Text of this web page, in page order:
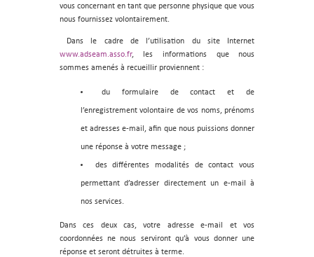
vous concernant en tant que personne physique que vous
nous fournissez volontairement.
Dans le cadre de l’utilisation du site Internet
www.adseam.asso.fr, les informations que nous
sommes amenés à recueillir proviennent :
du formulaire de contact et de
l’enregistrement volontaire de vos noms, prénoms
et adresses e-mail, afin que nous puissions donner
une réponse à votre message ;
des différentes modalités de contact vous
permettant d’adresser directement un e-mail à
nos services.
Dans ces deux cas, votre adresse e-mail et vos
coordonnées ne nous serviront qu’à vous donner une
réponse et seront détruites à terme.